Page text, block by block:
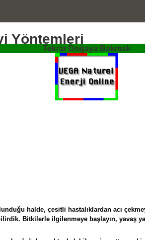
Yöntemleri
Tekrar Doğaya Bakmak
halde, çesitli hastalıklardan acı
Bitkilerle ilgilenmeye başlayın, yavaş